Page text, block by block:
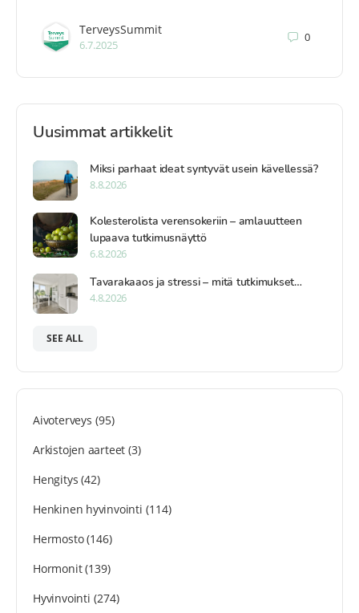
TerveysSummit
6.7.2025
0
Uusimmat artikkelit
Miksi parhaat ideat syntyvät usein kävellessä?
8.8.2026
Kolesterolista verensokeriin – amlauutteen
lupaava tutkimusnäyttö
6.8.2026
Tavarakaaos ja stressi – mitä tutkimukset…
4.8.2026
SEE ALL
Aivoterveys (95)
Arkistojen aarteet (3)
Hengitys (42)
Henkinen hyvinvointi (114)
Hermosto(146)
Hormonit(139)
Hyvinvointi (274)